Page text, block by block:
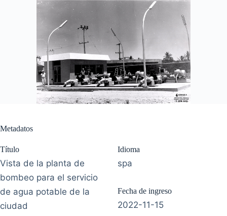
Metadatos
Título
Vista de la planta de
bombeo para el servicio
de agua potable de la
ciudad
Idioma
spa
Fecha de ingreso
2022-11-15